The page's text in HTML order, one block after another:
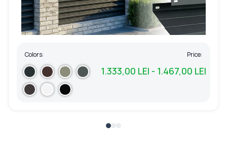
Colors: Price:
1.333,00 LEI - 1.467,00 LEI